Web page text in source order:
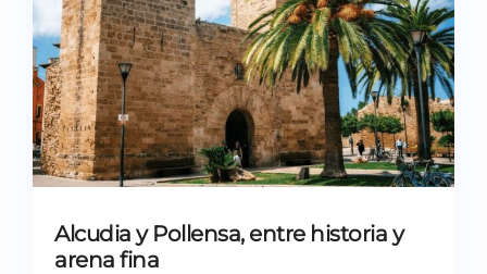
Alcudia y Pollensa, entre historia y
arena fina